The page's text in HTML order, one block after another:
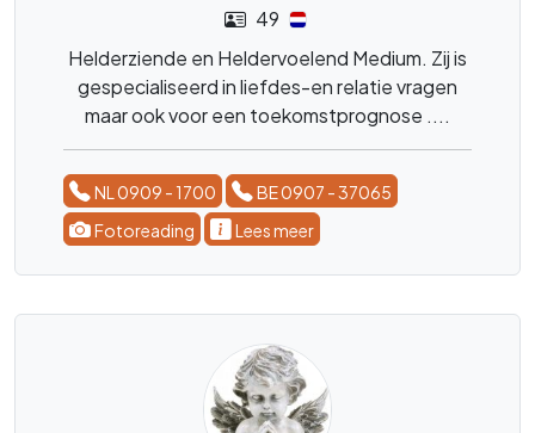
49
Helderziende en Heldervoelend Medium. Zij is
gespecialiseerd in liefdes-en relatie vragen
maar ook voor een toekomstprognose ....
NL 0909 - 1700
BE 0907 - 37065
Fotoreading
Lees meer